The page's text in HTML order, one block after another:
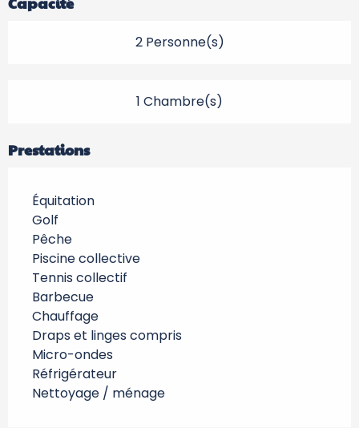
2 Personne(s)
1 Chambre(s)
Prestations
Équitation
Golf
Pêche
Piscine collective
Tennis collectif
Barbecue
Chauffage
Draps et linges compris
Micro-ondes
Réfrigérateur
Nettoyage / ménage